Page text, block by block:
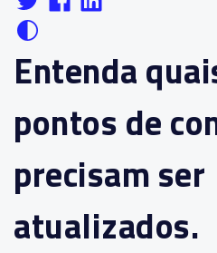
Entenda
pontos de
precisam ser
atualizados.